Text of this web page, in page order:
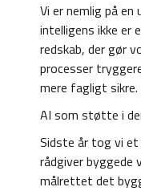
Vi er nemlig på
intelligens ikke er
redskab, der gør
processer
mere fagligt sikre.
AI som støtte i
Sidste år tog vi
rådgiver byggede
målrettet det